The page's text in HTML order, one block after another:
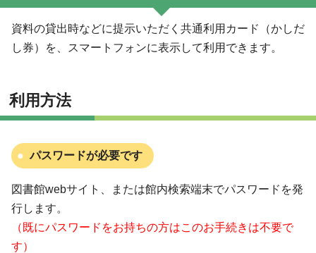
資料の貸出時などに提示いただく共通利用カード（かしだ
し券）を、スマートフォンに表示して利用できます。
利用方法
パスワードが必要です
図書館webサイト、または館内検索端末でパスワードを発
行します。
（既にパスワードをお持ちの方はこのお手続きは不要で
す）